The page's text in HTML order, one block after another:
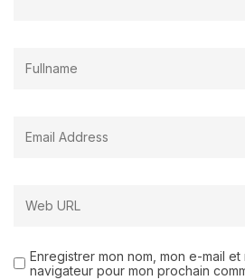
Enregistrer mon nom, mon e-mail et
navigateur pour mon prochain